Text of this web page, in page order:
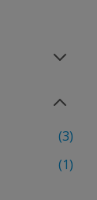
(3)
(1)